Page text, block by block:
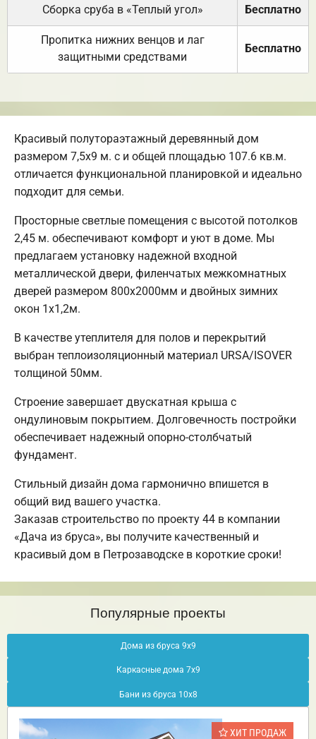
Сборка сруба в «Теплый угол» Бесплатно
Пропитка нижних венцов и лаг
защитными средствами
Бесплатно
Красивый полутораэтажный деревянный дом
размером 7,5х9 м. с и общей площадью 107.6 кв.м.
отличается функциональной планировкой и идеально
подходит для семьи.
Просторные светлые помещения с высотой потолков
2,45 м. обеспечивают комфорт и уют в доме. Мы
предлагаем установку надежной входной
металлической двери, филенчатых межкомнатных
дверей размером 800х2000мм и двойных зимних
окон 1х1,2м.
В качестве утеплителя для полов и перекрытий
выбран теплоизоляционный материал URSA/ISOVER
толщиной 50мм.
Строение завершает двускатная крыша с
ондулиновым покрытием. Долговечность постройки
обеспечивает надежный опорно-столбчатый
фундамент.
Стильный дизайн дома гармонично впишется в
общий вид вашего участка.
Заказав строительство по проекту 44 в компании
«Дача из бруса», вы получите качественный и
красивый дом в Петрозаводске в короткие сроки!
Популярные проекты
Дома из бруса 9х9
Каркасные дома 7х9
Бани из бруса 10х8
ХИТ ПРОДАЖ